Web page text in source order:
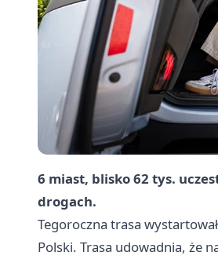
6 miast, blisko 62 tys.
drogach.
Tegoroczna trasa
Polski. Trasa udowadnia, że